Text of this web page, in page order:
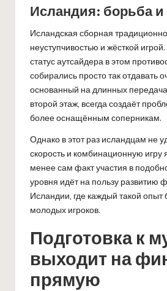
Исландия: борьба и
Исландская сборная
неуступчивостью и жёсткой
статус аутсайдера в этом
собирались просто так отдавать
основанный на длинных
второй этаж, всегда создаёт
более оснащённым соперникам.
Однако в этот раз исландцам не
скорость и комбинационную игру
менее сам факт участия в
уровня идёт на пользу развитию
Исландии, где каждый такой опыт
молодых игроков.
Подготовка к
выходит на
прямую